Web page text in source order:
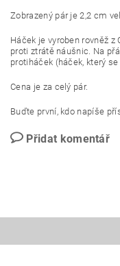
Zobrazený pár je 2,2 cm
Háček je vyroben rovněž
proti ztrátě náušnic. Na
protiháček (háček, který
Cena je za celý pár.
Buďte první, kdo napíše
Přidat komentář